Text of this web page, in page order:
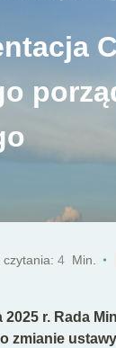
czytania: 4 Min.
r. Rada
zmianie